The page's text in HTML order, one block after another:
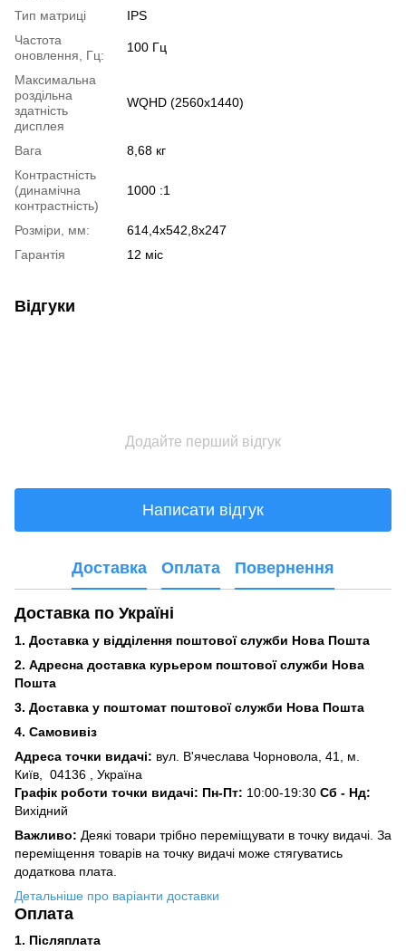
Тип матриці
IPS
Частота
оновлення, Гц:
100 Гц
Максимальна
роздільна
здатність
дисплея
WQHD (2560х1440)
Вага
8,68 кг
Контрастність
(динамічна
контрастність)
1000 :1
Розміри, мм:
614,4x542,8x247
Гарантія
12 міс
Відгуки
Додайте перший відгук
Написати відгук
Доставка Оплата Повернення
Доставка по Україні
1. Доставка у відділення поштової служби Нова Пошта
2. Адресна доставка курьером поштової служби Нова
Пошта
3. Доставка у поштомат поштової служби Нова Пошта
4. Самовивіз
Адреса точки видачі: вул. В'ячеслава Чорновола, 41, м.
Київ,
04136 , Україна
Графік роботи точки видачі: Пн-Пт: 10:00-19:30 Сб - Нд:
Вихідний
Важливо: Деякі товари трібно переміщувати в точку видачі. За
переміщення товарів на точку видачі може стягуватись
додаткова плата.
Детальніше про варіанти доставки
Оплата
1. Післяплата